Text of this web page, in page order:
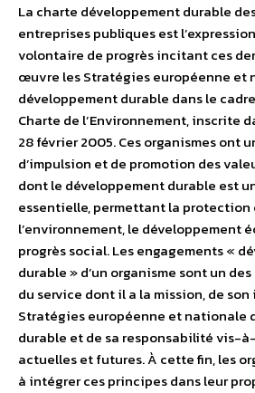
La charte développement durable
entreprises publiques est
volontaire de progrès incitant ces
œuvre les Stratégies européenne et
développement durable dans le
Charte de l’Environnement, inscrite
28 février 2005. Ces organismes ont
d’impulsion et de promotion des
dont le développement durable est
essentielle, permettant la
l’environnement, le développement
progrès social. Les engagements «
durable » d’un organisme sont un
du service dont il a la mission, de
Stratégies européenne et nationale
durable et de sa responsabilité vis-
actuelles et futures. À cette fin, les
à intégrer ces principes dans leur